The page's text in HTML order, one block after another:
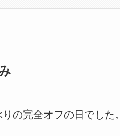
の完全オフの日でした。